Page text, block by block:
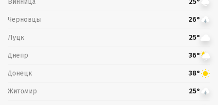
25°
Черновцы 26°
Луцк 25°
Днепр 36°
Донецк 38°
Житомир 25°